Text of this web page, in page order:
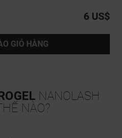
6 US$
GIỎ HÀNG
NANOLASH
NÀO?